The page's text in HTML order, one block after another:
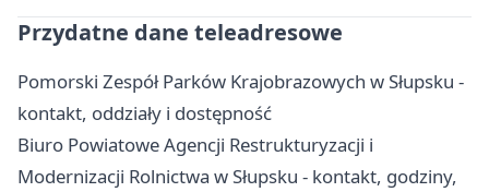
Przydatne dane teleadresowe
Pomorski Zespół Parków Krajobrazowych w Słupsku -
kontakt, oddziały i dostępność
Biuro Powiatowe Agencji Restrukturyzacji i
Modernizacji Rolnictwa w Słupsku - kontakt, godziny,